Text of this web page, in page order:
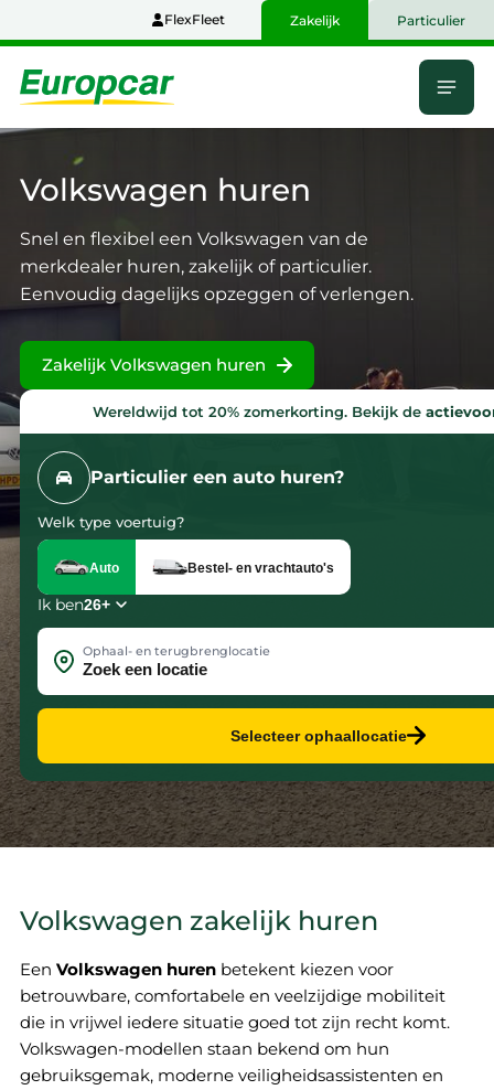
hoofdinhoud
FlexFleet Zakelijk Particulier
Home
Volkswagen huren
Snel en flexibel een Volkswagen van de
merkdealer huren, zakelijk of particulier.
Eenvoudig dagelijks opzeggen of verlengen.
Zakelijk Volkswagen huren
Wereldwijd tot 20% zomerkorting. Bekijk de
Particulier een auto huren?
Welk type voertuig?
Auto Bestel- en vrachtauto's
Ik ben
Ophaal- en terugbrenglocatie
Selecteer ophaallocatie
Volkswagen zakelijk huren
Een Volkswagen hurenbetekent kiezen voor
betrouwbare, comfortabele en veelzijdige mobiliteit
die in vrijwel iedere situatie goed tot zijn recht komt.
Volkswagen-modellen staan bekend om hun
gebruiksgemak, moderne veiligheidsassistenten en